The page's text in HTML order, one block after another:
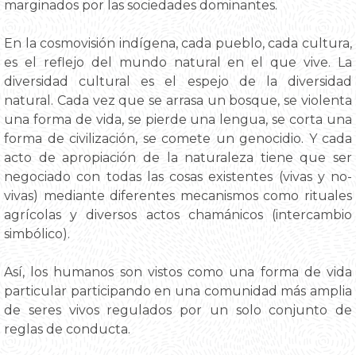
marginados por las sociedades dominantes.
En la cosmovisión indígena, cada pueblo, cada cultura,
es el reflejo del mundo natural en el que vive. La
diversidad cultural es el espejo de la diversidad
natural. Cada vez que se arrasa un bosque, se violenta
una forma de vida, se pierde una lengua, se corta una
forma de civilización, se comete un genocidio. Y cada
acto de apropiación de la naturaleza tiene que ser
negociado con todas las cosas existentes (vivas y no-
vivas) mediante diferentes mecanismos como rituales
agrícolas y diversos actos chamánicos (intercambio
simbólico).
Así, los humanos son vistos como una forma de vida
particular participando en una comunidad más amplia
de seres vivos regulados por un solo conjunto de
reglas de conducta.